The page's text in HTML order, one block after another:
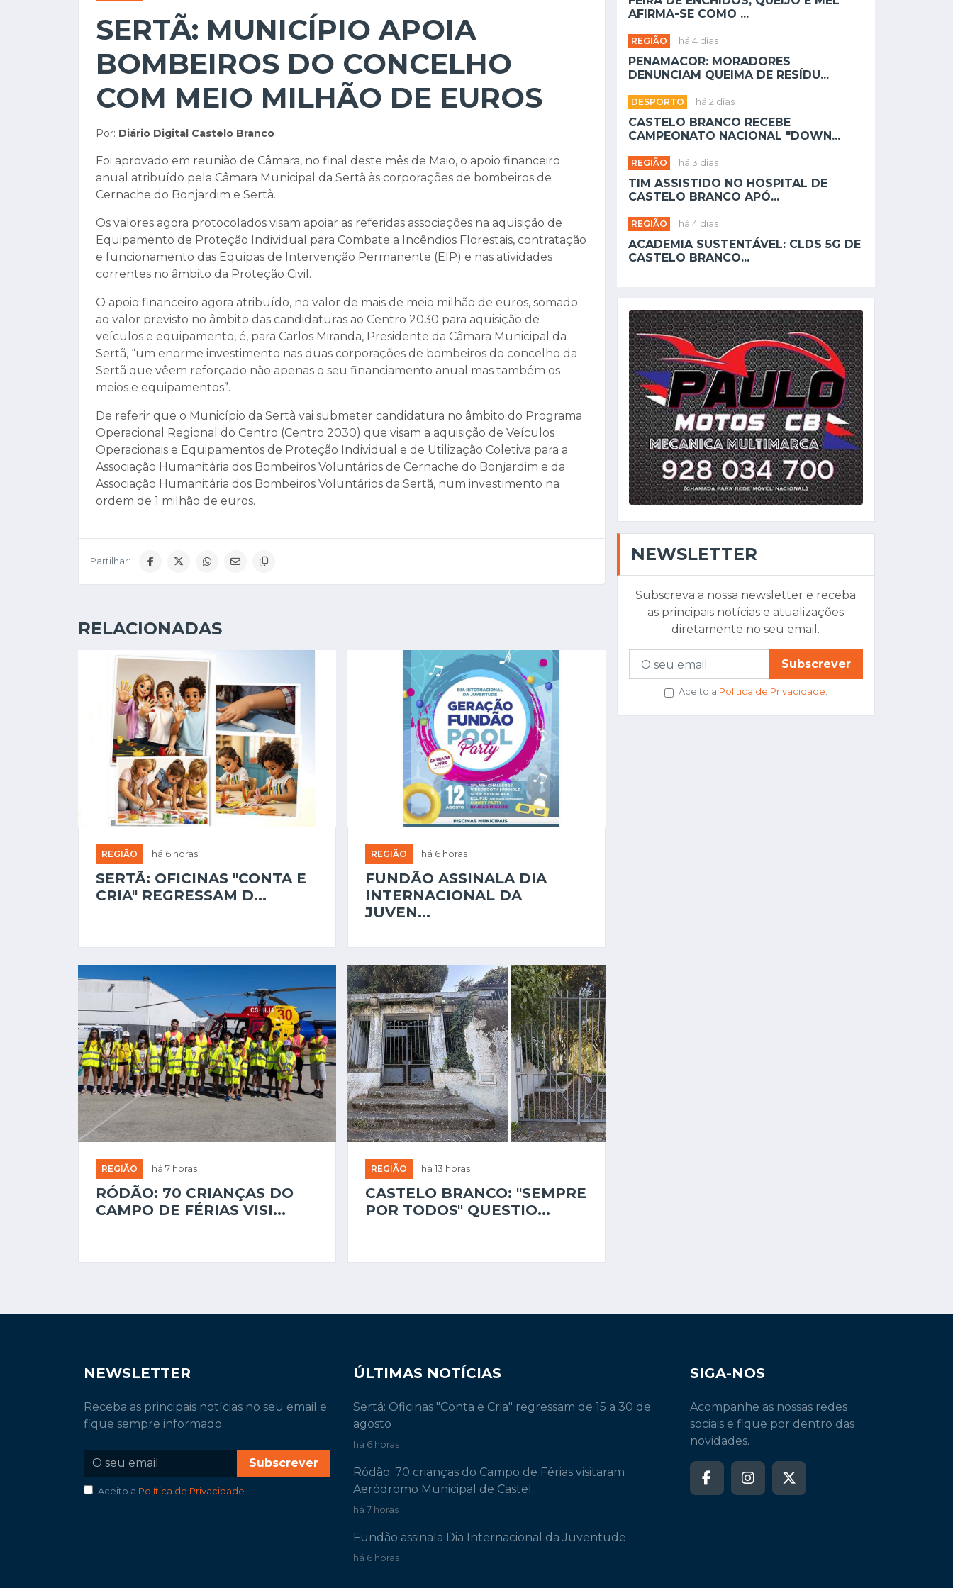
SERTÃ: MUNICÍPIO APOIA
BOMBEIROS DO CONCELHO
COM MEIO MILHÃO DE EUROS
Por: Diário Digital Castelo Branco
Foi aprovado em reunião de Câmara, no final deste mês de Maio, o apoio financeiro
anual atribuído pela Câmara Municipal da Sertã às corporações de bombeiros de
Cernache do Bonjardim e Sertã.
Os valores agora protocolados visam apoiar as referidas associações na aquisição de
Equipamento de Proteção Individual para Combate a Incêndios Florestais, contratação
e funcionamento das Equipas de Intervenção Permanente (EIP) e nas atividades
correntes no âmbito da Proteção Civil.
O apoio financeiro agora atribuído, no valor de mais de meio milhão de euros, somado
ao valor previsto no âmbito das candidaturas ao Centro 2030 para aquisição de
veículos e equipamento, é, para Carlos Miranda, Presidente da Câmara Municipal da
Sertã, “um enorme investimento nas duas corporações de bombeiros do concelho da
Sertã que vêem reforçado não apenas o seu financiamento anual mas também os
meios e equipamentos”.
De referir que o Município da Sertã vai submeter candidatura no âmbito do Programa
Operacional Regional do Centro (Centro 2030) que visam a aquisição de Veículos
Operacionais e Equipamentos de Proteção Individual e de Utilização Coletiva para a
Associação Humanitária dos Bombeiros Voluntários de Cernache do Bonjardim e da
Associação Humanitária dos Bombeiros Voluntários da Sertã, num investimento na
ordem de 1 milhão de euros.
Partilhar:
RELACIONADAS
REGIÃO há 6 horas
SERTÃ: OFICINAS "CONTA E
CRIA" REGRESSAM D...
REGIÃO há 6 horas
FUNDÃO ASSINALA DIA
INTERNACIONAL DA
JUVEN...
REGIÃO há 7 horas
RÓDÃO: 70 CRIANÇAS DO
CAMPO DE FÉRIAS VISI...
REGIÃO há 13 horas
CASTELO BRANCO: "SEMPRE
POR TODOS" QUESTIO...
AFIRMA-SE COMO ...
REGIÃO há 4 dias
PENAMACOR: MORADORES
DENUNCIAM QUEIMA DE RESÍDU...
DESPORTO há 2 dias
CASTELO BRANCO RECEBE
CAMPEONATO NACIONAL "DOWN...
REGIÃO há 3 dias
TIM ASSISTIDO NO HOSPITAL DE
CASTELO BRANCO APÓ...
REGIÃO há 4 dias
ACADEMIA SUSTENTÁVEL: CLDS 5G DE
CASTELO BRANCO...
NEWSLETTER
Subscreva a nossa newsletter e receba
as principais notícias e atualizações
diretamente no seu email.
Subscrever
Aceito a Política de Privacidade.
NEWSLETTER
Receba as principais notícias no seu email e
fique sempre informado.
Subscrever
Aceito a Política de Privacidade
ÚLTIMAS NOTÍCIAS
Sertã: Oficinas "Conta e Cria" regressam de 15 a 30 de
agosto
há 6 horas
Ródão: 70 crianças do Campo de Férias visitaram
Aeródromo Municipal de Castel...
há 7 horas
Fundão assinala Dia Internacional da Juventude
há 6 horas
SIGA-NOS
Acompanhe as nossas redes
sociais e fique por dentro das
novidades.